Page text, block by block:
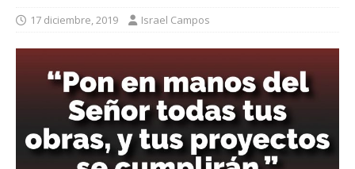
17 diciembre, 2019 Israel Campos